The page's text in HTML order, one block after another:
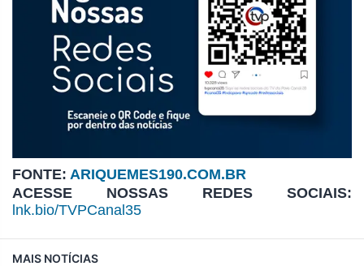
FONTE: ARIQUEMES190.COM.BR
ACESSE NOSSAS REDES SOCIAIS:
lnk.bio/TVPCanal35
MAIS NOTÍCIAS